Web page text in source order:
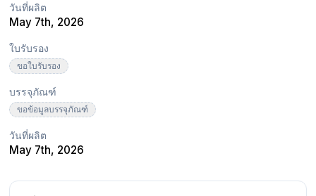
วันที่ผลิต
May 7th, 2026
ใบรับรอง
ขอใบรับรอง
บรรจุภัณฑ์
ขอข้อมูลบรรจุภัณฑ์
วันที่ผลิต
May 7th, 2026